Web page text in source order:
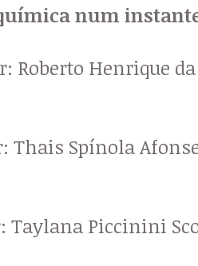
num
Roberto Henrique
Thais Spínola
Taylana Piccinini